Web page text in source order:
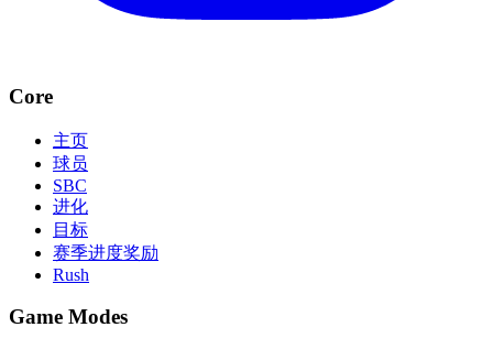
Core
主页
球员
SBC
进化
目标
赛季进度奖励
Rush
Game Modes